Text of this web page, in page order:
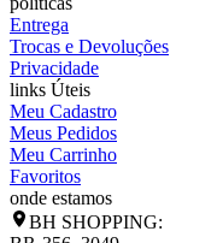
Entrega
Trocas e Devoluções
Privacidade
links Úteis
Meu Cadastro
Meus Pedidos
Meu Carrinho
Favoritos
onde estamos
BH SHOPPING: